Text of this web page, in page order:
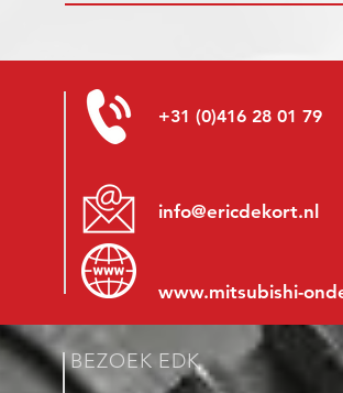
+31 (0)416 28 01 79
info@ericdekort.nl
www.mitsubishi-
BEZOEK EDK